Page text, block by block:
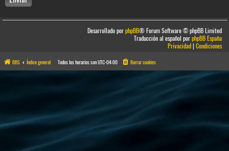
Desarrollado porphpBB® Forum Software © phpBB Limited
Traducción al español porphpBB España
Privacidad|Condiciones
BBS Índice general Todos los horarios sonUTC-04:00 Borrar cookies